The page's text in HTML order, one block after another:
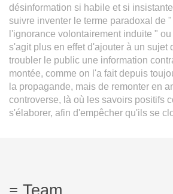
FR|EN
désinformation si habile et si
suivre inventer le terme paradoxal de
l'ignorance volontairement induite "
s'agit plus en effet d'ajouter à un sujet
troubler le public une information
montée, comme on l'a fait depuis
la propagande, mais de remonter en
controverse, là où les savoirs positifs
s'élaborer, afin d'empêcher qu'ils se
Team